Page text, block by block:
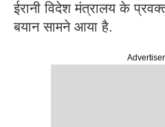
ईरानी विदेश मंत्रालय के
बयान सामने आया है.